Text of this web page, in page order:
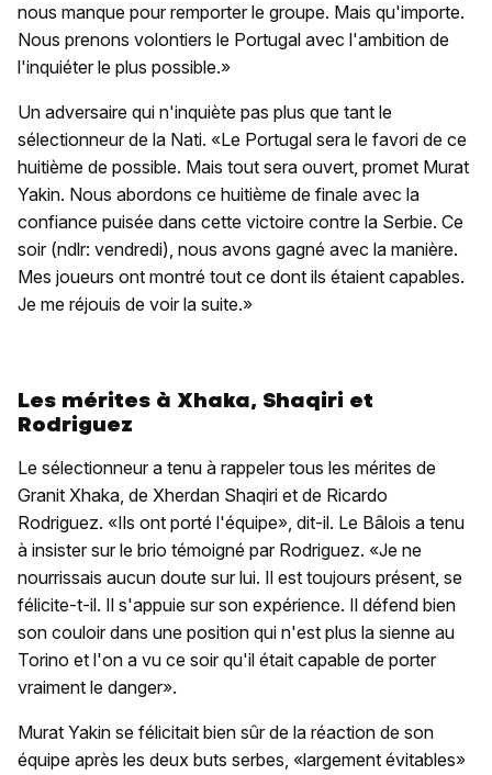
nous manque pour remporter le groupe. Mais qu'importe.
Nous prenons volontiers le Portugal avec l'ambition de
l'inquiéter le plus possible.»
Un adversaire qui n'inquiète pas plus que tant le
sélectionneur de la Nati. «Le Portugal sera le favori de ce
huitième de possible. Mais tout sera ouvert, promet Murat
Yakin. Nous abordons ce huitième de finale avec la
confiance puisée dans cette victoire contre la Serbie. Ce
soir (ndlr: vendredi), nous avons gagné avec la manière.
Mes joueurs ont montré tout ce dont ils étaient capables.
Je me réjouis de voir la suite.»
Les mérites à Xhaka, Shaqiri et
Rodriguez
Le sélectionneur a tenu à rappeler tous les mérites de
Granit Xhaka, de Xherdan Shaqiri et de Ricardo
Rodriguez. «Ils ont porté l'équipe», dit-il. Le Bâlois a tenu
à insister sur le brio témoigné par Rodriguez. «Je ne
nourrissais aucun doute sur lui. Il est toujours présent, se
félicite-t-il. Il s'appuie sur son expérience. Il défend bien
son couloir dans une position qui n'est plus la sienne au
Torino et l'on a vu ce soir qu'il était capable de porter
vraiment le danger».
Murat Yakin se félicitait bien sûr de la réaction de son
équipe après les deux buts serbes, «largement évitables»